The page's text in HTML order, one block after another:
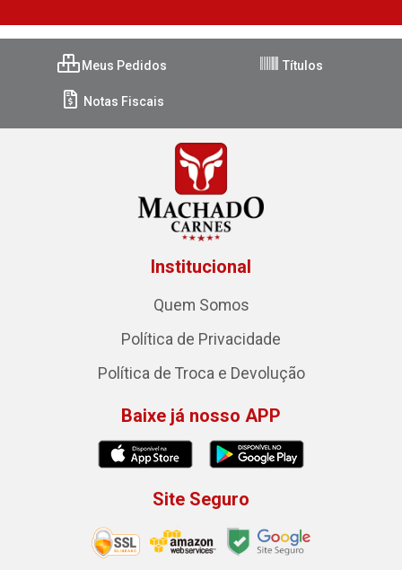
Meus Pedidos Títulos
Notas Fiscais
Institucional
Quem Somos
Política de Privacidade
Política de Troca e Devolução
Baixe já nosso APP
Site Seguro